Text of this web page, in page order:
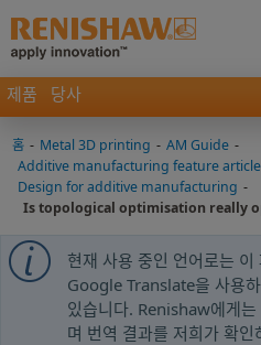
제품 당사
홈 - Metal 3D printing - AM Guide -
Additive manufacturing feature
Design for additive manufacturing -
Is topological optimisation really
현재 사용 중인 언어로는
Google Translate을 사용
있습니다. Renishaw에게
며 번역 결과를 저희가 확인